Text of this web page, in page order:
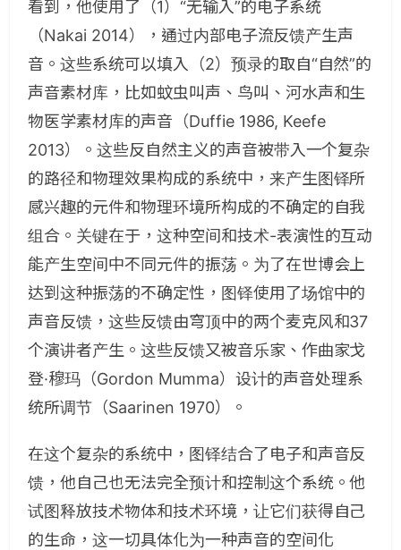
看到，他使用了（1）“无输入”的电子系统
（Nakai 2014），通过内部电子流反馈产生声
音。这些系统可以填入（2）预录的取自“自然”的
声音素材库，比如蚊虫叫声、鸟叫、河水声和生
物医学素材库的声音（Duffie 1986, Keefe
2013）。这些反自然主义的声音被带入一个复杂
的路径和物理效果构成的系统中，来产生图铎所
感兴趣的元件和物理环境所构成的不确定的自我
组合。关键在于，这种空间和技术-表演性的互动
能产生空间中不同元件的振荡。为了在世博会上
达到这种振荡的不确定性，图铎使用了场馆中的
声音反馈，这些反馈由穹顶中的两个麦克风和37
个演讲者产生。这些反馈又被音乐家、作曲家戈
登·穆玛（Gordon Mumma）设计的声音处理系
统所调节（Saarinen 1970）。
在这个复杂的系统中，图铎结合了电子和声音反
馈，他自己也无法完全预计和控制这个系统。他
试图释放技术物体和技术环境，让它们获得自己
的生命，这一切具体化为一种声音的空间化